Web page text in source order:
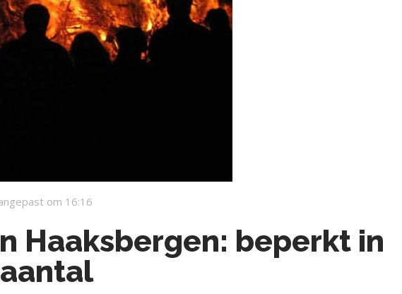
om 16:16
Haaksbergen: beperkt in